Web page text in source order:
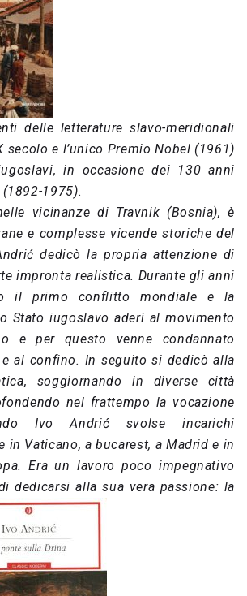
delle letterature slavo-meridionali
secolo e l’unico Premio Nobel (1961)
in occasione dei 130 anni
1975).
vicinanze di Travnik (Bosnia), è
e complesse vicende storiche del
dedicò la propria attenzione di
impronta realistica. Durante gli anni
il primo conflitto mondiale e la
Stato iugoslavo aderì al movimento
e per questo venne condannato
e al confino. In seguito si dedicò alla
soggiornando in diverse città
nel frattempo la vocazione
Ivo Andrić svolse incarichi
in Vaticano, a bucarest, a Madrid e in
Era un lavoro poco impegnativo
dedicarsi alla sua vera passione: la